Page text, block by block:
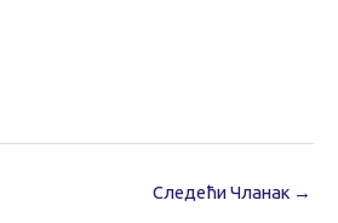
Следећи Чланак →